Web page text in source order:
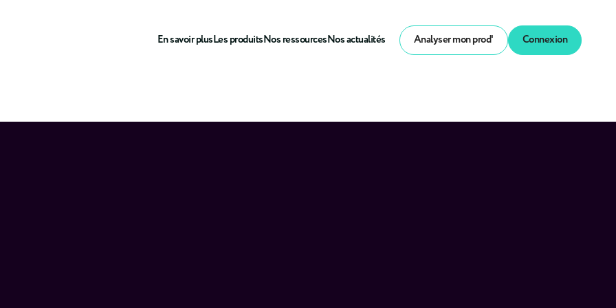
En savoir plusLes produitsNos ressourcesNos actualités Analyser mon prod' Connexion